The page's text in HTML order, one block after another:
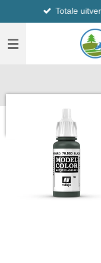
direct
naar
hoofdinhoud
Totale